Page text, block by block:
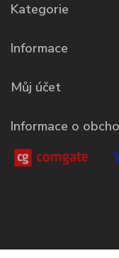
Kategorie
Informace
Můj účet
Informace o